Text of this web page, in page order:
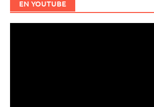
EN YOUTUBE